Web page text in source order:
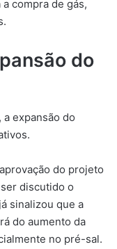
compra de gás,
do
expansão do
do projeto
discutido o
sinalizou que a
do aumento da
no pré-sal.